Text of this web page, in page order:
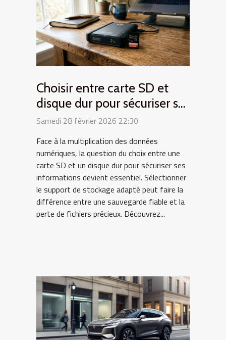
Choisir entre carte SD et
disque dur pour sécuriser ses
données ?
Samedi 28 février 2026 22:30
Face à la multiplication des données
numériques, la question du choix entre une
carte SD et un disque dur pour sécuriser ses
informations devient essentiel. Sélectionner
le support de stockage adapté peut faire la
différence entre une sauvegarde fiable et la
perte de fichiers précieux. Découvrez...